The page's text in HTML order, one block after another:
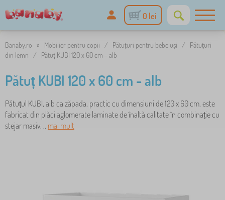
0 lei
Banaby.ro » Mobilier pentru copii / Pătuțuri pentru bebeluși /
Pătuțuri
din lemn
/ Pătuț KUBI 120 x 60 cm - alb
Pătuț KUBI 120 x 60 cm - alb
Pătuțul KUBI, alb ca zăpada, practic cu dimensiuni de 120 x 60 cm, este
fabricat din plăci aglomerate laminate de înaltă calitate în combinație cu
stejar masiv. .. mai mult